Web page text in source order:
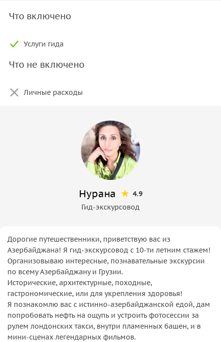
Что включено
Услуги гида
Что не включено
Личные расходы
Нурана
4.9
Гид-экскурсовод
Дорогие путешественники, приветствую вас из
Азербайджана! Я гид-экскурсовод с 10-ти летним стажем!
Организовываю интересные, познавательные экскурсии
по всему Азербайджану и Грузии.
Исторические, архитектурные, походные,
гастрономические, или для укрепления здоровья!
Я познакомлю вас с истинно-азербайджанской едой, дам
попробовать нефть на ощупь и устроить фотосессии за
рулем лондонских такси, внутри пламенных башен, и в
мини-сценах легендарных фильмов.